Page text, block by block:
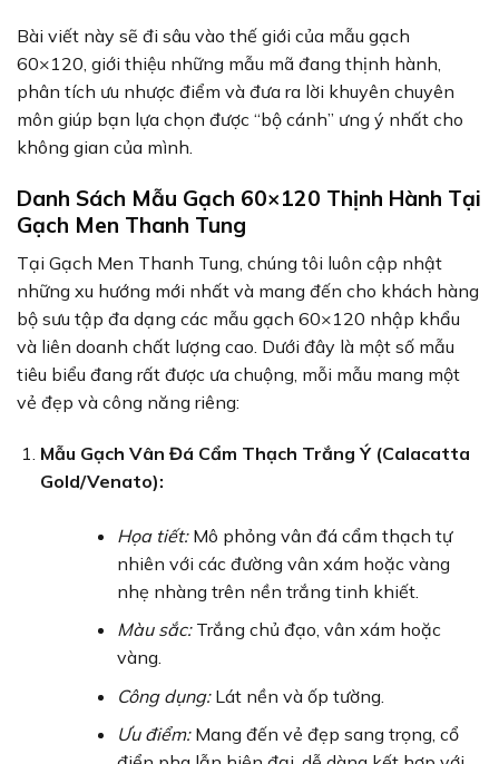
Bài viết này sẽ đi sâu vào thế giới của mẫu gạch
60×120, giới thiệu những mẫu mã đang thịnh hành,
phân tích ưu nhược điểm và đưa ra lời khuyên chuyên
môn giúp bạn lựa chọn được “bộ cánh” ưng ý nhất cho
không gian của mình.
Danh Sách Mẫu Gạch 60×120 Thịnh Hành Tại
Gạch Men Thanh Tung
Tại Gạch Men Thanh Tung, chúng tôi luôn cập nhật
những xu hướng mới nhất và mang đến cho khách hàng
bộ sưu tập đa dạng các mẫu gạch 60×120 nhập khẩu
và liên doanh chất lượng cao. Dưới đây là một số mẫu
tiêu biểu đang rất được ưa chuộng, mỗi mẫu mang một
vẻ đẹp và công năng riêng:
Mẫu Gạch Vân Đá Cẩm Thạch Trắng Ý (Calacatta
Gold/Venato):
Họa tiết:Mô phỏng vân đá cẩm thạch tự
nhiên với các đường vân xám hoặc vàng
nhẹ nhàng trên nền trắng tinh khiết.
Màu sắc:Trắng chủ đạo, vân xám hoặc
vàng.
Công dụng:Lát nền và ốp tường.
Ưu điểm:Mang đến vẻ đẹp sang trọng, cổ